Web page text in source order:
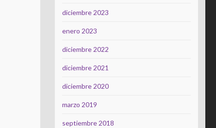
diciembre 2023
enero 2023
diciembre 2022
diciembre 2021
diciembre 2020
marzo 2019
septiembre 2018